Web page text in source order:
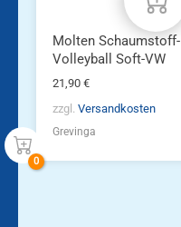
Molten Schaumstoff-
Volleyball Soft-VW
21,90 €
zzgl. Versandkosten
Grevinga